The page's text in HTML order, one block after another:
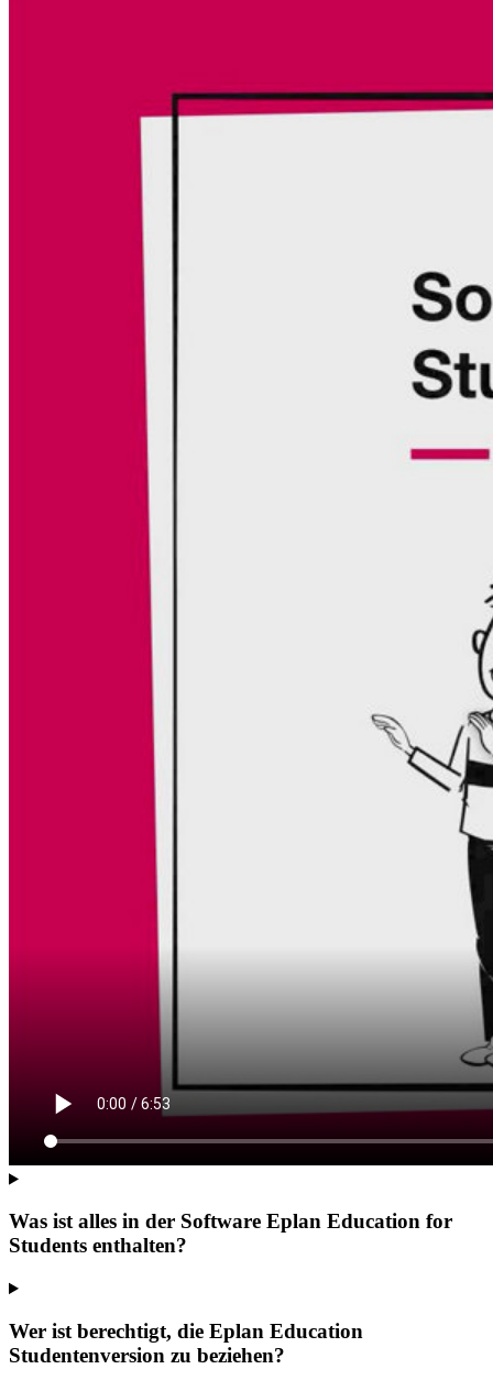
Was ist alles in der Software Eplan Education for
Students enthalten?
Wer ist berechtigt, die Eplan Education
Studentenversion zu beziehen?